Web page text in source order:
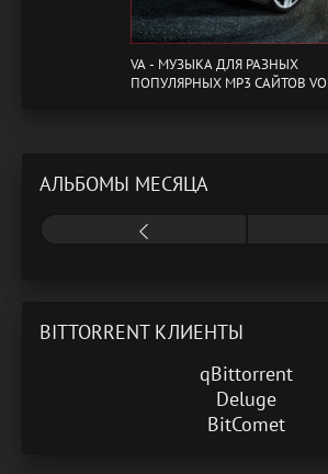
VA - МУЗЫКА ДЛЯ РАЗНЫХ
ПОПУЛЯРНЫХ MP3 САЙТОВ
АЛЬБОМЫ МЕСЯЦА
BITTORRENT КЛИЕНТЫ
qBittorrent
Deluge
BitComet